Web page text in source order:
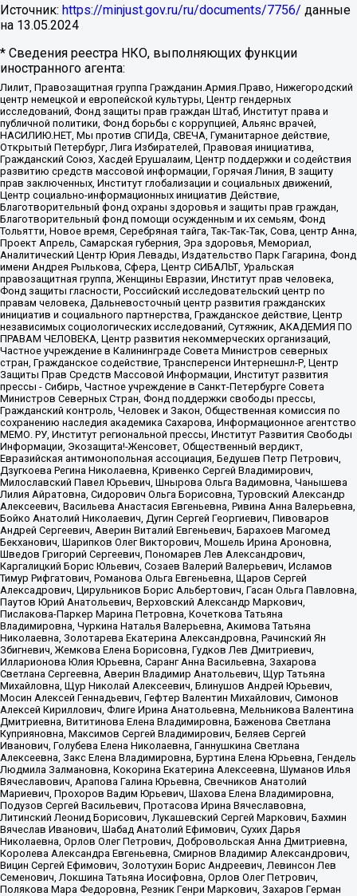
Источник: https://minjust.gov.ru/ru/documents/7756/ данные
на 13.05.2024
* Сведения реестра НКО, выполняющих функции
иностранного агента:
Лилит, Правозащитная группа Гражданин.Армия.Право, Нижегородский
центр немецкой и европейской культуры, Центр гендерных
исследований, Фонд защиты прав граждан Штаб, Институт права и
публичной политики, Фонд борьбы с коррупцией, Альянс врачей,
НАСИЛИЮ.НЕТ, Мы против СПИДа, СВЕЧА, Гуманитарное действие,
Открытый Петербург, Лига Избирателей, Правовая инициатива,
Гражданский Союз, Хасдей Ерушалаим, Центр поддержки и содействия
развитию средств массовой информации, Горячая Линия, В защиту
прав заключенных, Институт глобализации и социальных движений,
Центр социально-информационных инициатив Действие,
Благотворительный фонд охраны здоровья и защиты прав граждан,
Благотворительный фонд помощи осужденным и их семьям, Фонд
Тольятти, Новое время, Серебряная тайга, Так-Так-Так, Сова, центр Анна,
Проект Апрель, Самарская губерния, Эра здоровья, Мемориал,
Аналитический Центр Юрия Левады, Издательство Парк Гагарина, Фонд
имени Андрея Рылькова, Сфера, Центр СИБАЛЬТ, Уральская
правозащитная группа, Женщины Евразии, Институт прав человека,
Фонд защиты гласности, Российский исследовательский центр по
правам человека, Дальневосточный центр развития гражданских
инициатив и социального партнерства, Гражданское действие, Центр
независимых социологических исследований, Сутяжник, АКАДЕМИЯ ПО
ПРАВАМ ЧЕЛОВЕКА, Центр развития некоммерческих организаций,
Частное учреждение в Калининграде Совета Министров северных
стран, Гражданское содействие, Трансперенси Интернешнл-Р, Центр
Защиты Прав Средств Массовой Информации, Институт развития
прессы - Сибирь, Частное учреждение в Санкт-Петербурге Совета
Министров Северных Стран, Фонд поддержки свободы прессы,
Гражданский контроль, Человек и Закон, Общественная комиссия по
сохранению наследия академика Сахарова, Информационное агентство
МЕМО. РУ, Институт региональной прессы, Институт Развития Свободы
Информации, Экозащита!-Женсовет, Общественный вердикт,
Евразийская антимонопольная ассоциация, Бедушев Петр Петрович,
Дзугкоева Регина Николаевна, Кривенко Сергей Владимирович,
Милославский Павел Юрьевич, Шнырова Ольга Вадимовна, Чанышева
Лилия Айратовна, Сидорович Ольга Борисовна, Туровский Александр
Алексеевич, Васильева Анастасия Евгеньевна, Ривина Анна Валерьевна,
Бойко Анатолий Николаевич, Дугин Сергей Георгиевич, Пивоваров
Андрей Сергеевич, Аверин Виталий Евгеньевич, Барахоев Магомед
Бекханович, Шарипков Олег Викторович, Мошель Ирина Ароновна,
Шведов Григорий Сергеевич, Пономарев Лев Александрович,
Каргалицкий Борис Юльевич, Созаев Валерий Валерьевич, Исламов
Тимур Рифгатович, Романова Ольга Евгеньевна, Щаров Сергей
Алексадрович, Цирульников Борис Альбертович, Гасан Ольга Павловна,
Паутов Юрий Анатольевич, Верховский Александр Маркович,
Пислакова-Паркер Марина Петровна, Кочеткова Татьяна
Владимировна, Чуркина Наталья Валерьевна, Акимова Татьяна
Николаевна, Золотарева Екатерина Александровна, Рачинский Ян
Збигневич, Жемкова Елена Борисовна, Гудков Лев Дмитриевич,
Илларионова Юлия Юрьевна, Саранг Анна Васильевна, Захарова
Светлана Сергеевна, Аверин Владимир Анатольевич, Щур Татьяна
Михайловна, Щур Николай Алексеевич, Блинушов Андрей Юрьевич,
Мосин Алексей Геннадьевич, Гефтер Валентин Михайлович, Симонов
Алексей Кириллович, Флиге Ирина Анатольевна, Мельникова Валентина
Дмитриевна, Вититинова Елена Владимировна, Баженова Светлана
Куприяновна, Максимов Сергей Владимирович, Беляев Сергей
Иванович, Голубева Елена Николаевна, Ганнушкина Светлана
Алексеевна, Закс Елена Владимировна, Буртина Елена Юрьевна, Гендель
Людмила Залмановна, Кокорина Екатерина Алексеевна, Шуманов Илья
Вячеславович, Арапова Галина Юрьевна, Свечников Анатолий
Мариевич, Прохоров Вадим Юрьевич, Шахова Елена Владимировна,
Подузов Сергей Васильевич, Протасова Ирина Вячеславовна,
Литинский Леонид Борисович, Лукашевский Сергей Маркович, Бахмин
Вячеслав Иванович, Шабад Анатолий Ефимович, Сухих Дарья
Николаевна, Орлов Олег Петрович, Добровольская Анна Дмитриевна,
Королева Александра Евгеньевна, Смирнов Владимир Александрович,
Вицин Сергей Ефимович, Золотухин Борис Андреевич, Левинсон Лев
Семенович, Локшина Татьяна Иосифовна, Орлов Олег Петрович,
Полякова Мара Федоровна, Резник Генри Маркович, Захаров Герман